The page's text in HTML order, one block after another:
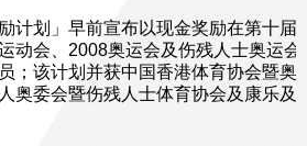
计划」早前宣布以现金奖励在第十届
动会、2008奥运会及伤残人士奥运会
；该计划并获中国香港体育协会暨奥
奥委会暨伤残人士体育协会及康乐及